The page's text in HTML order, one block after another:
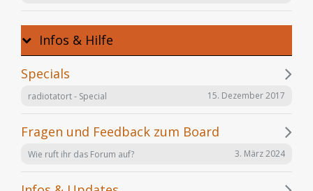
Infos & Hilfe
Specials
radiotatort - Special 15. Dezember 2017
Fragen und Feedback zum Board
Wie ruft ihr das Forum auf? 3. März 2024